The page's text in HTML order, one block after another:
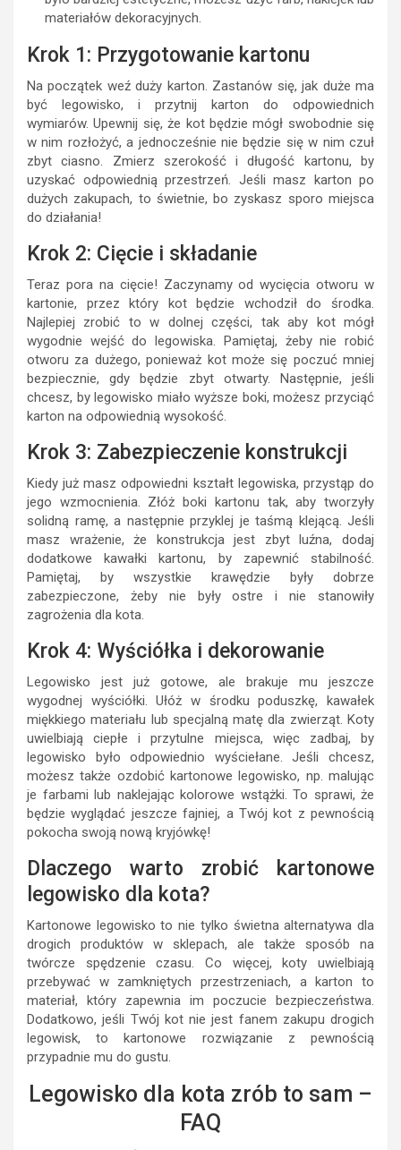
materiałów dekoracyjnych.
Krok 1: Przygotowanie kartonu
Na początek weź duży karton. Zastanów się, jak duże ma
być legowisko, i przytnij karton do odpowiednich
wymiarów. Upewnij się, że kot będzie mógł swobodnie się
w nim rozłożyć, a jednocześnie nie będzie się w nim czuł
zbyt ciasno. Zmierz szerokość i długość kartonu, by
uzyskać odpowiednią przestrzeń. Jeśli masz karton po
dużych zakupach, to świetnie, bo zyskasz sporo miejsca
do działania!
Krok 2: Cięcie i składanie
Teraz pora na cięcie! Zaczynamy od wycięcia otworu w
kartonie, przez który kot będzie wchodził do środka.
Najlepiej zrobić to w dolnej części, tak aby kot mógł
wygodnie wejść do legowiska. Pamiętaj, żeby nie robić
otworu za dużego, ponieważ kot może się poczuć mniej
bezpiecznie, gdy będzie zbyt otwarty. Następnie, jeśli
chcesz, by legowisko miało wyższe boki, możesz przyciąć
karton na odpowiednią wysokość.
Krok 3: Zabezpieczenie konstrukcji
Kiedy już masz odpowiedni kształt legowiska, przystąp do
jego wzmocnienia. Złóż boki kartonu tak, aby tworzyły
solidną ramę, a następnie przyklej je taśmą klejącą. Jeśli
masz wrażenie, że konstrukcja jest zbyt luźna, dodaj
dodatkowe kawałki kartonu, by zapewnić stabilność.
Pamiętaj, by wszystkie krawędzie były dobrze
zabezpieczone, żeby nie były ostre i nie stanowiły
zagrożenia dla kota.
Krok 4: Wyściółka i dekorowanie
Legowisko jest już gotowe, ale brakuje mu jeszcze
wygodnej wyściółki. Ułóż w środku poduszkę, kawałek
miękkiego materiału lub specjalną matę dla zwierząt. Koty
uwielbiają ciepłe i przytulne miejsca, więc zadbaj, by
legowisko było odpowiednio wyściełane. Jeśli chcesz,
możesz także ozdobić kartonowe legowisko, np. malując
je farbami lub naklejając kolorowe wstążki. To sprawi, że
będzie wyglądać jeszcze fajniej, a Twój kot z pewnością
pokocha swoją nową kryjówkę!
Dlaczego warto zrobić kartonowe
legowisko dla kota?
Kartonowe legowisko to nie tylko świetna alternatywa dla
drogich produktów w sklepach, ale także sposób na
twórcze spędzenie czasu. Co więcej, koty uwielbiają
przebywać w zamkniętych przestrzeniach, a karton to
materiał, który zapewnia im poczucie bezpieczeństwa.
Dodatkowo, jeśli Twój kot nie jest fanem zakupu drogich
legowisk, to kartonowe rozwiązanie z pewnością
przypadnie mu do gustu.
Legowisko dla kota zrób to sam –
FAQ